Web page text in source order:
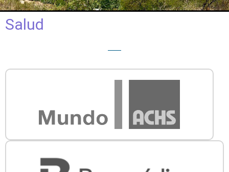
Salud